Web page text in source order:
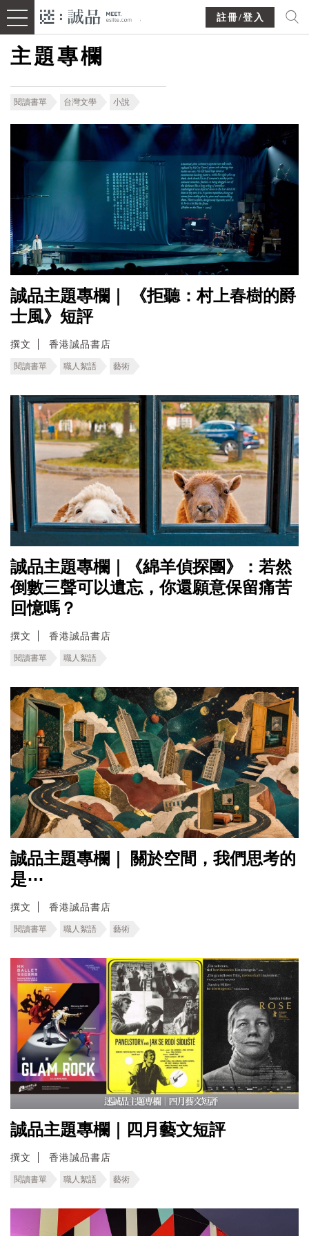
註冊/登入
主題專欄
閱讀書單 台灣文學 小說
誠品主題專欄｜ 《拒聽：村上春樹的爵
士風》短評
撰文 香港誠品書店
閱讀書單 職人絮語 藝術
誠品主題專欄｜《綿羊偵探團》：若然
倒數三聲可以遺忘，你還願意保留痛苦
回憶嗎？
撰文 香港誠品書店
閱讀書單 職人絮語
誠品主題專欄｜ ​關於空間，我們思考的
是⋯
撰文 香港誠品書店
閱讀書單 職人絮語 藝術
誠品主題專欄｜四月藝文短評
撰文 香港誠品書店
閱讀書單 職人絮語 藝術